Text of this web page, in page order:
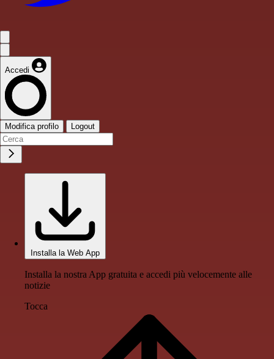
Accedi
Modifica profilo Logout
Installa la Web App
Installa la nostra App gratuita e accedi più velocemente alle
notizie
Tocca